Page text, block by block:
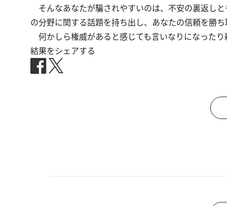
そんなあなたが騙されやすいのは、不安の裏返し
の分野に関する話題を持ち出し、あなたの信頼を勝ち
何かしら権威があると感じても言いなりになったり
結果をシェアする